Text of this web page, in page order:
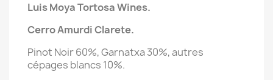
Luis Moya Tortosa Wines.
Cerro Amurdi Clarete.
Pinot Noir 60%, Garnatxa 30%, autres
cépages blancs 10%.